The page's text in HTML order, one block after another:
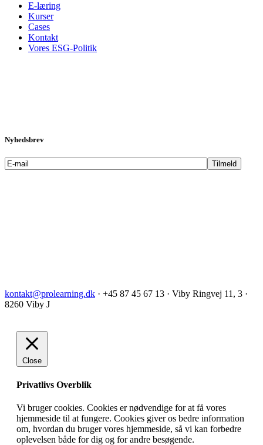
E-læring
Kurser
Cases
Kontakt
Vores ESG-Politik
Nyhedsbrev
kontakt@prolearning.dk · +45 87 45 67 13 · Viby Ringvej 11, 3 ·
8260 Viby J
Close
Privatlivs Overblik
Vi bruger cookies. Cookies er nødvendige for at få vores
hjemmeside til at fungere. Cookies giver os bedre information
om, hvordan du bruger vores hjemmeside, så vi kan forbedre
oplevelsen både for dig og for andre besøgende.